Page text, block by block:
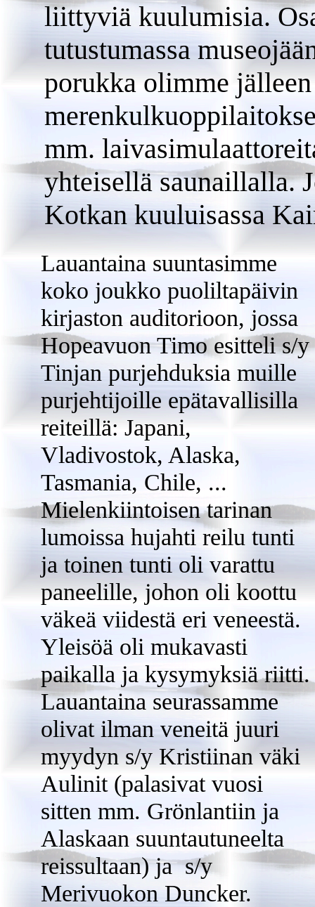
liittyviä kuulumisia.
tutustumassa
porukka olimme
mm.
yhteisellä saunaillalla.
Kotkan kuuluisassa
Lauantaina suuntasimme
koko joukko puoliltapäivin
kirjaston auditorioon, jossa
Hopeavuon Timo esitteli s/y
Tinjan purjehduksia muille
purjehtijoille epätavallisilla
reiteillä: Japani,
Vladivostok, Alaska,
Tasmania, Chile, ...
Mielenkiintoisen tarinan
lumoissa hujahti reilu tunti
ja toinen tunti oli varattu
paneelille, johon oli koottu
väkeä viidestä eri veneestä.
Yleisöä oli mukavasti
paikalla ja kysymyksiä riitti.
Lauantaina seurassamme
olivat ilman veneitä juuri
myydyn s/y Kristiinan väki
Aulinit (palasivat vuosi
sitten mm. Grönlantiin ja
Alaskaan suuntautuneelta
reissultaan) ja s/y
Merivuokon Duncker.